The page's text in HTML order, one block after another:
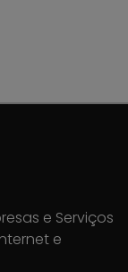
e Serviços
e